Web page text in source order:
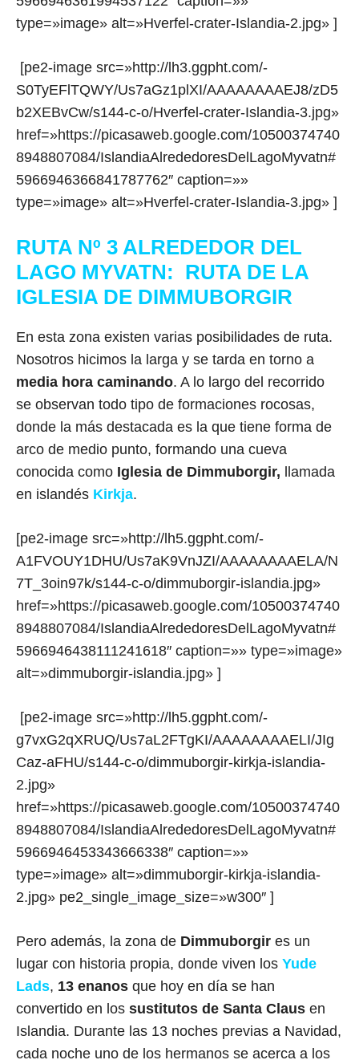
type=»image» alt=»Hverfel-crater-Islandia-2.jpg» ]
[pe2-image src=»http://lh3.ggpht.com/-
S0TyEFlTQWY/Us7aGz1plXI/AAAAAAAAEJ8/zD5
b2XEBvCw/s144-c-o/Hverfel-crater-Islandia-3.jpg»
href=»https://picasaweb.google.com/10500374740
8948807084/IslandiaAlrededoresDelLagoMyvatn#
5966946366841787762″ caption=»»
type=»image» alt=»Hverfel-crater-Islandia-3.jpg» ]
RUTA Nº 3 ALREDEDOR DEL
LAGO MYVATN: RUTA DE LA
IGLESIA DE DIMMUBORGIR
En esta zona existen varias posibilidades de ruta.
Nosotros hicimos la larga y se tarda en torno a
media hora caminando. A lo largo del recorrido
se observan todo tipo de formaciones rocosas,
donde la más destacada es la que tiene forma de
arco de medio punto, formando una cueva
conocida como Iglesia de Dimmuborgir,
llamada
en islandés Kirkja.
[pe2-image src=»http://lh5.ggpht.com/-
A1FVOUY1DHU/Us7aK9VnJZI/AAAAAAAAELA/N
7T_3oin97k/s144-c-o/dimmuborgir-islandia.jpg»
href=»https://picasaweb.google.com/10500374740
8948807084/IslandiaAlrededoresDelLagoMyvatn#
5966946438111241618″ caption=»» type=»image»
alt=»dimmuborgir-islandia.jpg» ]
[pe2-image src=»http://lh5.ggpht.com/-
g7vxG2qXRUQ/Us7aL2FTgKI/AAAAAAAAELI/JIg
Caz-aFHU/s144-c-o/dimmuborgir-kirkja-islandia-
2.jpg»
href=»https://picasaweb.google.com/10500374740
8948807084/IslandiaAlrededoresDelLagoMyvatn#
5966946453343666338″ caption=»»
type=»image» alt=»dimmuborgir-kirkja-islandia-
2.jpg» pe2_single_image_size=»w300″ ]
Pero además, la zona de Dimmuborgir es un
lugar con historia propia, donde viven los Yude
Lads, 13 enanos que hoy en día se han
convertido en los sustitutos de Santa Claus en
Islandia. Durante las 13 noches previas a Navidad,
cada noche uno de los hermanos se acerca a los